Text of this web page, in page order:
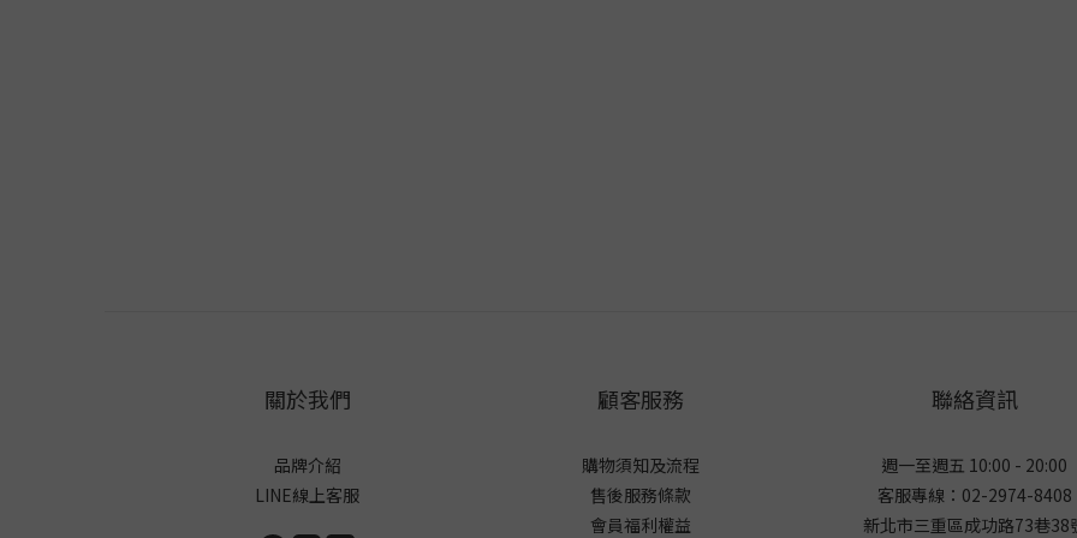
關於我們
品牌介紹
LINE線上客服
顧客服務
購物須知及流程
售後服務條款
會員福利權益
聯絡資訊
週一至週五 10:00 - 20:00
客服專線：02-2974-8408
新北市三重區成功路73巷38